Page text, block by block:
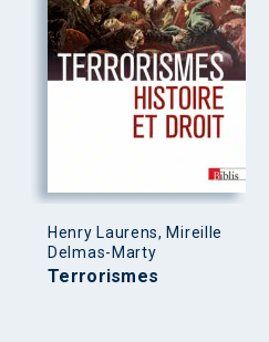
Henry Laurens, Mireille
Delmas-Marty
Terrorismes